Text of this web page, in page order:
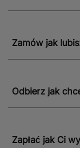
Zamów jak
Odbierz jak
Zapłać jak Ci